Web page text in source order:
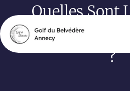
Quelles Sont
Raisons De
?